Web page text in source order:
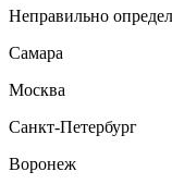
Неправильно
Самара
Москва
Санкт-Петербург
Воронеж